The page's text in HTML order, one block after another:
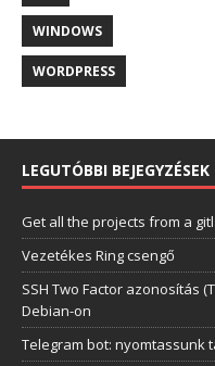
WINDOWS
WORDPRESS
LEGUTÓBBI BEJEGYZÉSEK
Get all the projects from a
Vezetékes Ring csengő
SSH Two Factor azonosítás
Debian-on
Telegram bot: nyomtassunk